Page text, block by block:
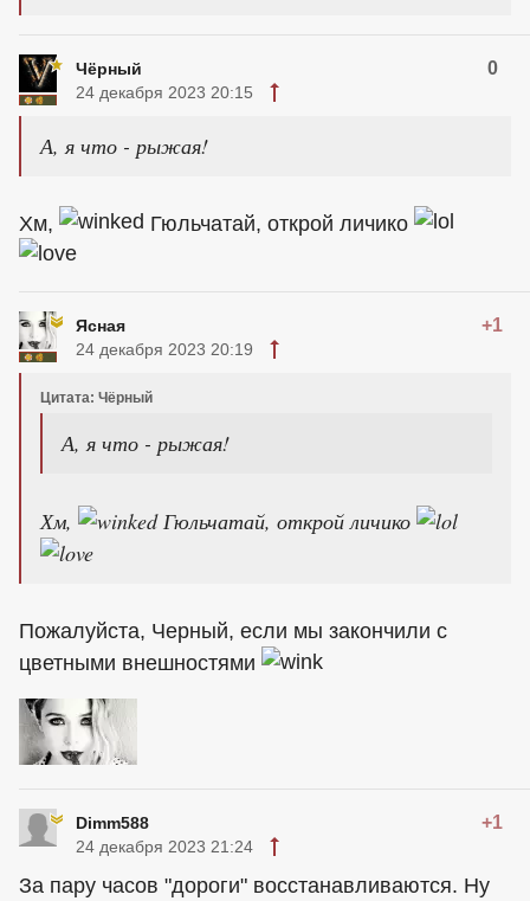
Чёрный 0
24 декабря 2023 20:15
А, я что - рыжая!
Хм, Гюльчатай, открой личико
Ясная +1
24 декабря 2023 20:19
Цитата: Чёрный
А, я что - рыжая!
Хм, Гюльчатай, открой личико
Пожалуйста, Черный, если мы закончили с
цветными внешностями
Dimm588 +1
24 декабря 2023 21:24
За пару часов "дороги" восстанавливаются. Ну